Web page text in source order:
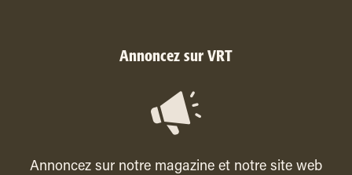
Annoncez sur VRT
Annoncez sur notre magazine et notre site web